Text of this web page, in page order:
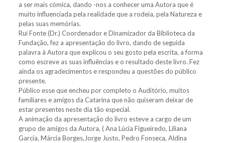
a ser mais cómica, dando -nos a conhecer uma Autora que é
muito influenciada pela realidade que a rodeia, pela Natureza e
pelas suas memórias.
Rui Fonte (Dr.) Coordenador e Dinamizador da Biblioteca da
Fundação, fez a apresentação do livro, dando de seguida
palavra à Autora que explicou o seu gosto pela escrita, a forma
como escreve as suas influências e o resultado deste livro. Fez
ainda os agradecimentos e respondeu a questões do público
presente.
Público esse que encheu por completo o Auditório, muitos
familiares e amigos da Catarina que não quiseram deixar de
estar presentes neste dia tão especial.
A animação da apresentação do livro esteve a cargo de um
grupo de amigos da Autora, ( Ana Lúcia Figueiredo, Liliana
Garcia, Márcia Borges,Jorge Justo, Pedro Fonseca, Aldina